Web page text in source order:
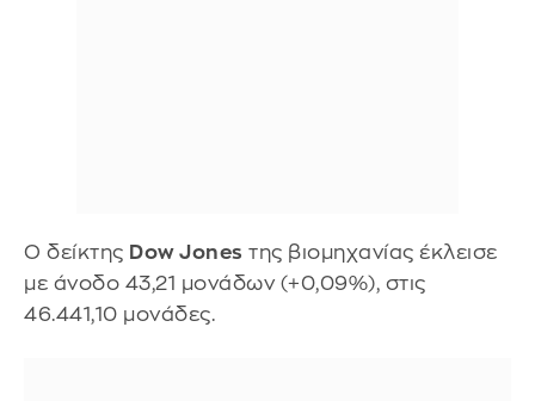
Ο δείκτης Dow Jones της βιομηχανίας έκλεισε
με άνοδο 43,21 μονάδων (+0,09%), στις
46.441,10 μονάδες.